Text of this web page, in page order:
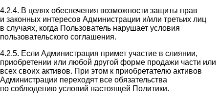
4.2.4. В целях обеспечения возможности защиты прав
и законных интересов Администрации и/или третьих лиц
в случаях, когда Пользователь нарушает условия
пользовательского соглашения.
4.2.5. Если Администрация примет участие в слиянии,
приобретении или любой другой форме продажи части или
всех своих активов. При этом к приобретателю активов
Администрации переходят все обязательства
по соблюдению условий настоящей Политики.